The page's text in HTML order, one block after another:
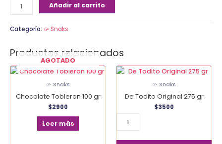
Añadir al carrito
Categoría: 🥠 Snaks
Productos relacionados
AGOTADO
🥠 Snaks
Chocolate Tobleron 100 gr
$2900
Leer más
🥠 Snaks
De Todito Original 275 gr
$3500
De
gr
cantidad